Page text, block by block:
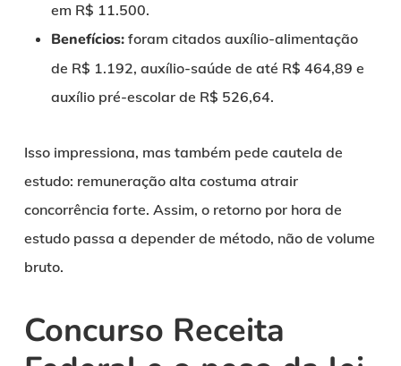
em R$ 11.500.
Benefícios:foram citados auxílio-alimentação
de R$ 1.192, auxílio-saúde de até R$ 464,89 e
auxílio pré-escolar de R$ 526,64.
Isso impressiona, mas também pede cautela de
estudo: remuneração alta costuma atrair
concorrência forte. Assim, o retorno por hora de
estudo passa a depender de método, não de volume
bruto.
Concurso Receita